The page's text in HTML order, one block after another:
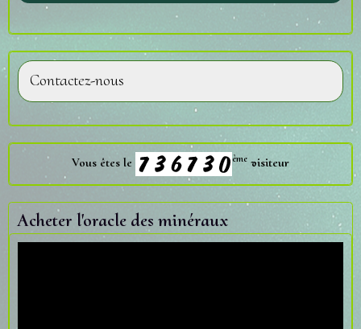
Contactez-nous
Vous êtes le ème visiteur
Acheter l'oracle des minéraux